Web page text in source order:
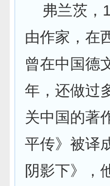
弗兰茨，
由作家，在
曾在中国德
年，还做过
关中国的著
平传》被译
阴影下》，